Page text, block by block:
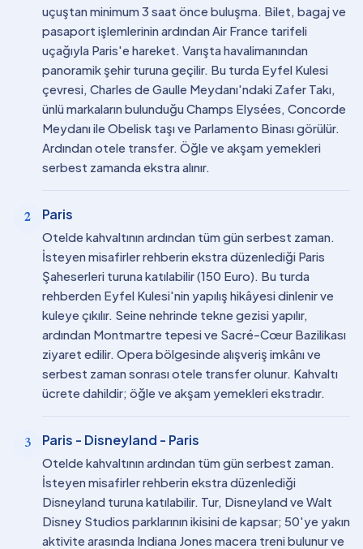
uçuştan minimum 3 saat önce buluşma. Bilet, bagaj ve
pasaport işlemlerinin ardından Air France tarifeli
uçağıyla Paris'e hareket. Varışta havalimanından
panoramik şehir turuna geçilir. Bu turda Eyfel Kulesi
çevresi, Charles de Gaulle Meydanı'ndaki Zafer Takı,
ünlü markaların bulunduğu Champs Elysées, Concorde
Meydanı ile Obelisk taşı ve Parlamento Binası görülür.
Ardından otele transfer. Öğle ve akşam yemekleri
serbest zamanda ekstra alınır.
2 Paris
Otelde kahvaltının ardından tüm gün serbest zaman.
İsteyen misafirler rehberin ekstra düzenlediği Paris
Şaheserleri turuna katılabilir (150 Euro). Bu turda
rehberden Eyfel Kulesi'nin yapılış hikâyesi dinlenir ve
kuleye çıkılır. Seine nehrinde tekne gezisi yapılır,
ardından Montmartre tepesi ve Sacré-Cœur Bazilikası
ziyaret edilir. Opera bölgesinde alışveriş imkânı ve
serbest zaman sonrası otele transfer olunur. Kahvaltı
ücrete dahildir; öğle ve akşam yemekleri ekstradır.
3 Paris - Disneyland - Paris
Otelde kahvaltının ardından tüm gün serbest zaman.
İsteyen misafirler rehberin ekstra düzenlediği
Disneyland turuna katılabilir. Tur, Disneyland ve Walt
Disney Studios parklarının ikisini de kapsar; 50'ye yakın
aktivite arasında Indiana Jones macera treni bulunur ve